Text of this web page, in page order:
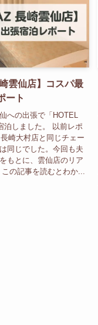
雲仙店】コスパ最
ート
への出張で「HOTEL
泊しました。 以前レポ
崎大村店と同じチェー
同じでした。今回も夫
もとに、雲仙店のリア
の記事を読むとわか...